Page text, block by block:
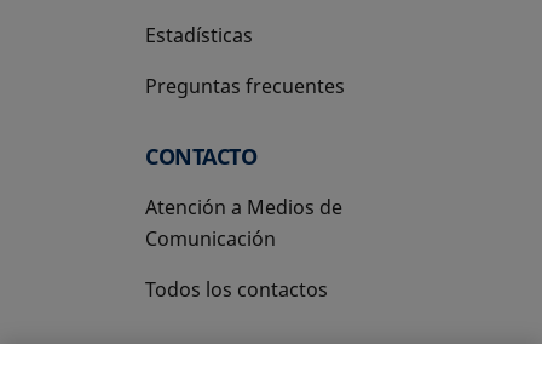
Estadísticas
Preguntas frecuentes
CONTACTO
Atención a Medios de
Comunicación
Todos los contactos